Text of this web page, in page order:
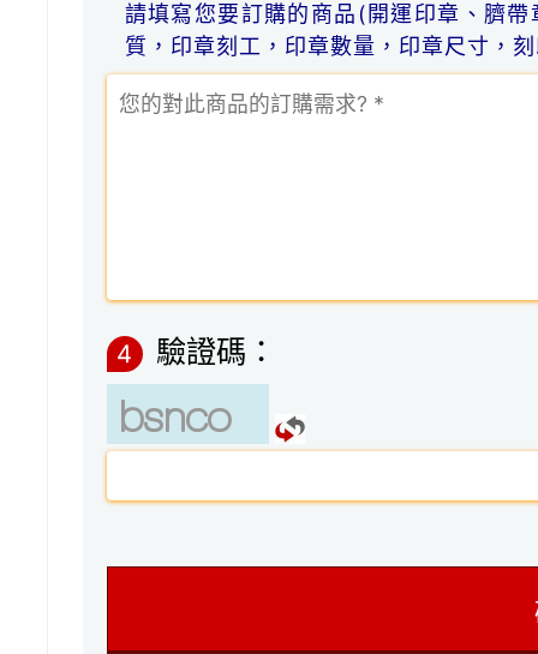
請填寫您要訂購的商品(開運印章、臍
質，印章刻工，印章數量，印章尺寸，
4 驗證碼：